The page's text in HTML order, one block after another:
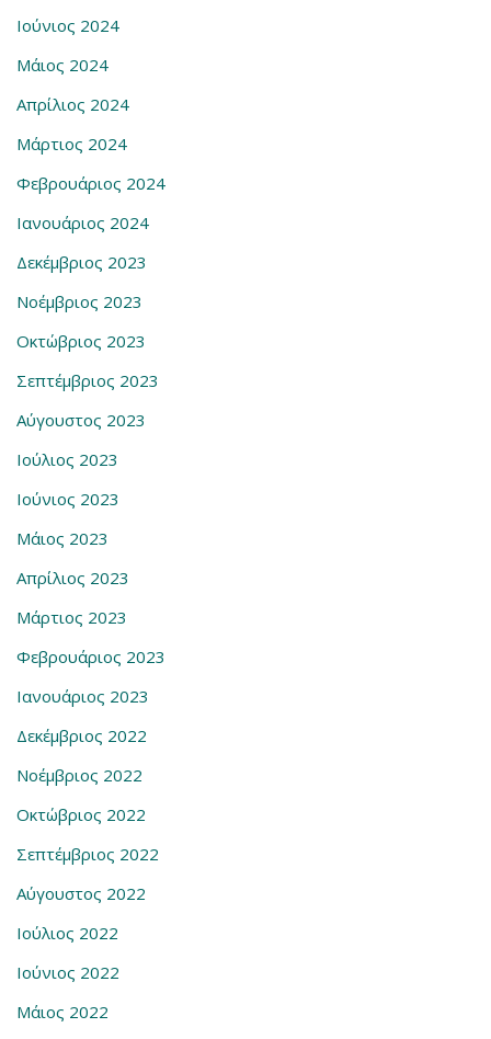
Ιούνιος 2024
Μάιος 2024
Απρίλιος 2024
Μάρτιος 2024
Φεβρουάριος 2024
Ιανουάριος 2024
Δεκέμβριος 2023
Νοέμβριος 2023
Οκτώβριος 2023
Σεπτέμβριος 2023
Αύγουστος 2023
Ιούλιος 2023
Ιούνιος 2023
Μάιος 2023
Απρίλιος 2023
Μάρτιος 2023
Φεβρουάριος 2023
Ιανουάριος 2023
Δεκέμβριος 2022
Νοέμβριος 2022
Οκτώβριος 2022
Σεπτέμβριος 2022
Αύγουστος 2022
Ιούλιος 2022
Ιούνιος 2022
Μάιος 2022